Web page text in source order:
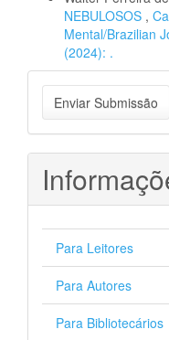
NEBULOSOS ,
Mental/Brazilian
(2024): .
Enviar
Submissão
Enviar Submissão
Para Leitores
Para Autores
Para Bibliotecários